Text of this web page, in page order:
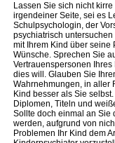
Lassen Sie sich nicht
irgendeiner Seite, sei es
Schulpsychologin, der
psychiatrisch
mit Ihrem Kind über seine
Wünsche. Sprechen Sie
Vertrauenspersonen Ihres
dies will. Glauben Sie
Wahrnehmungen, in aller
Kind besser als Sie
Diplomen, Titeln und
Sollte doch einmal an Sie
werden, aufgrund von
Problemen Ihr Kind dem